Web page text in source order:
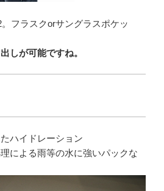
フラスクorサングラスポケッ
しが可能ですね。
ハイドレーション
による雨等の水に強いパックな